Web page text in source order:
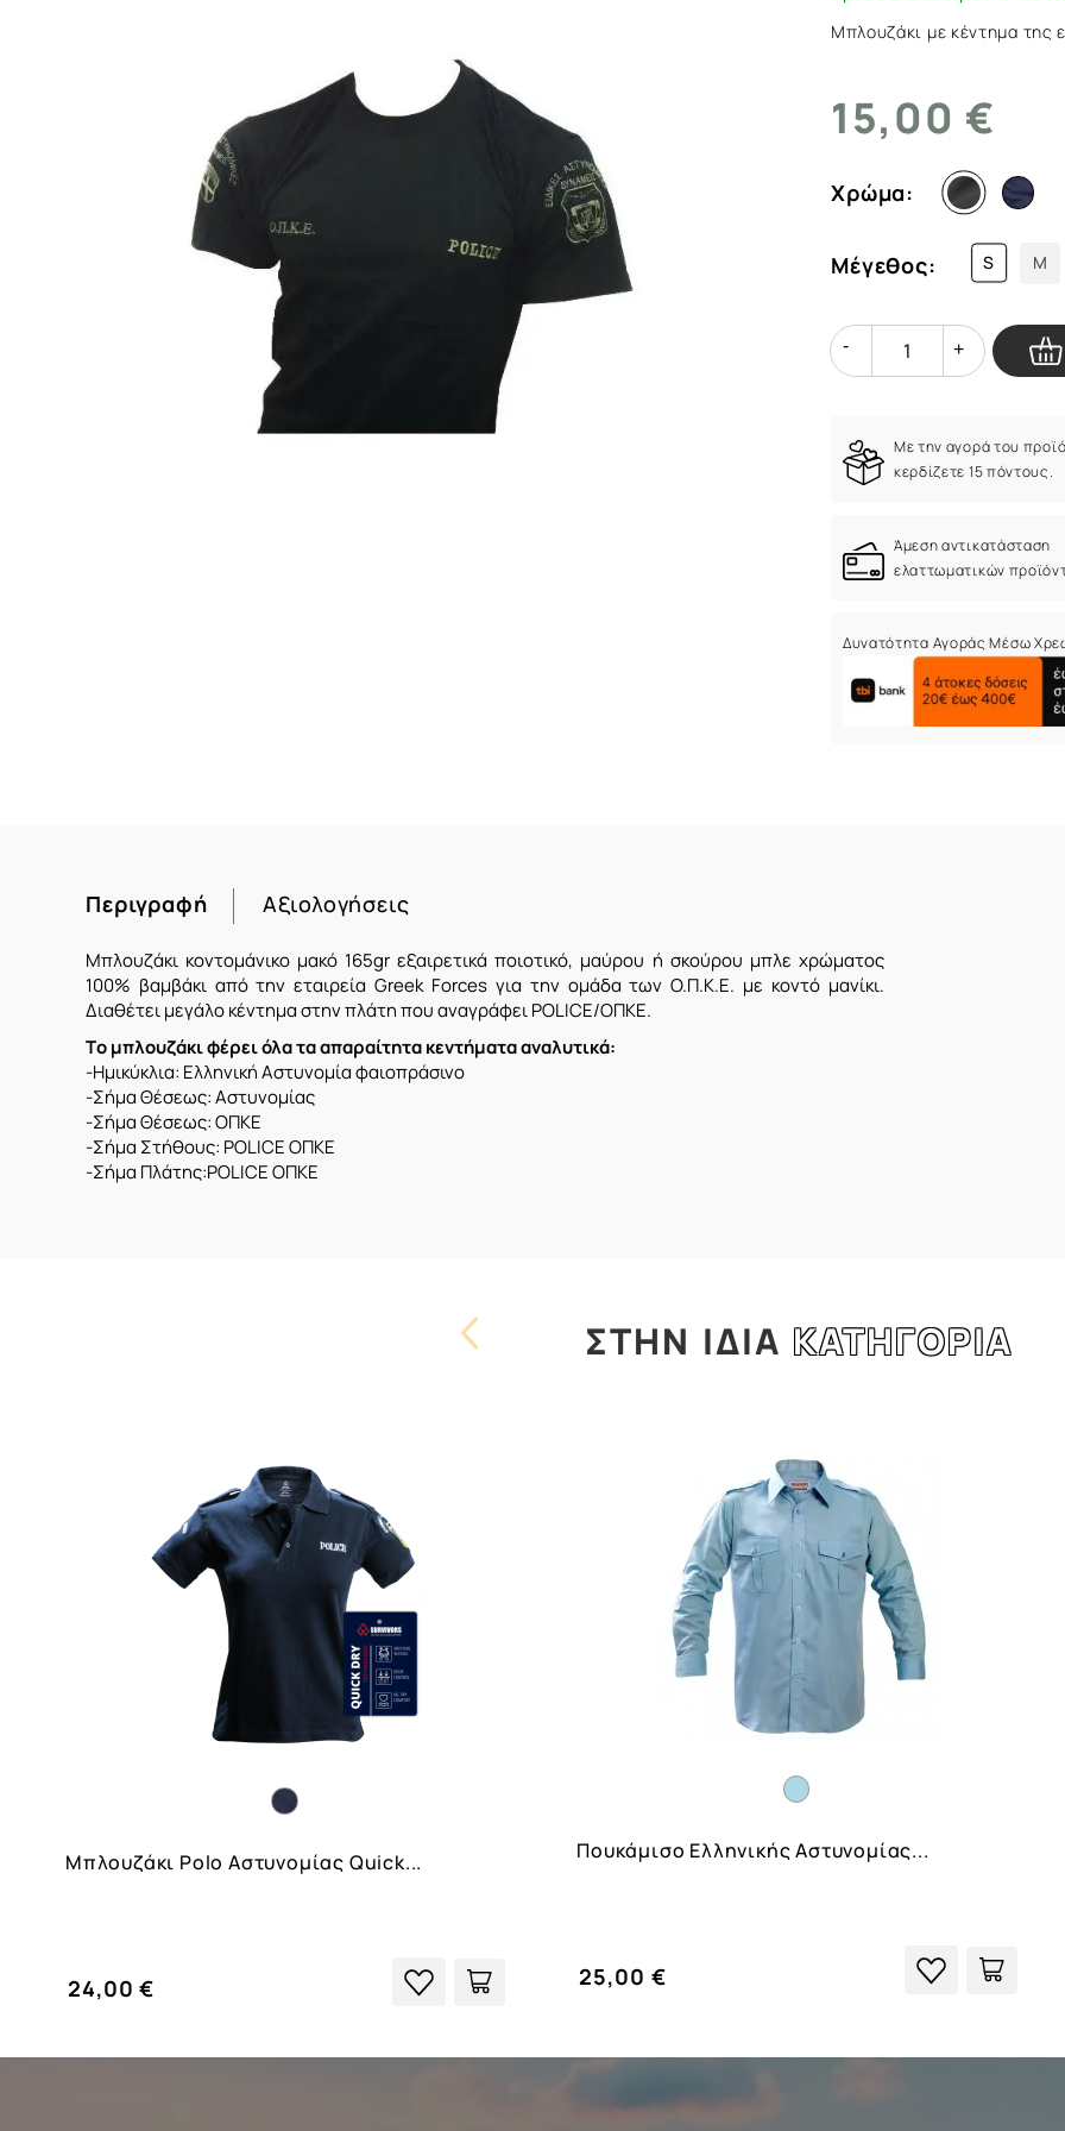
Μπλουζάκι με κέντημα της
15,00 €
Χρώμα:
Μέγεθος: S M
Quantity
Quantity
Με την αγορά του
κερδίζετε 15 πόντους.
Άμεση αντικατάσταση
ελαττωματικών
Δυνατότητα Αγοράς Μέσω
Περιγραφή Αξιολογήσεις
Μπλουζάκι κοντομάνικο μακό 165gr εξαιρετικά ποιοτικό, μαύρου ή σκούρου μπλε χρώματος
100% βαμβάκι από την εταιρεία Greek Forces για την ομάδα των O.Π.Κ.Ε. με κοντό μανίκι.
Διαθέτει μεγάλο κέντημα στην πλάτη που αναγράφει POLICE/ΟΠΚΕ.
Tο μπλουζάκι φέρει όλα τα απαραίτητα κεντήματα αναλυτικά:
-Ημικύκλια: Ελληνική Αστυνομία φαιοπράσινο
-Σήμα Θέσεως: Αστυνομίας
-Σήμα Θέσεως: ΟΠΚΕ
-Σήμα Στήθους: POLICE ΟΠΚΕ
-Σήμα Πλάτης:POLICE ΟΠΚΕ
ΣΤΗΝ ΙΔΙΑ ΚΑΤΗΓΟΡΙΑ
Μπλουζάκι Polo Αστυνομίας Quick...
24,00 €
Πουκάμισο Ελληνικής Αστυνομίας...
25,00 €